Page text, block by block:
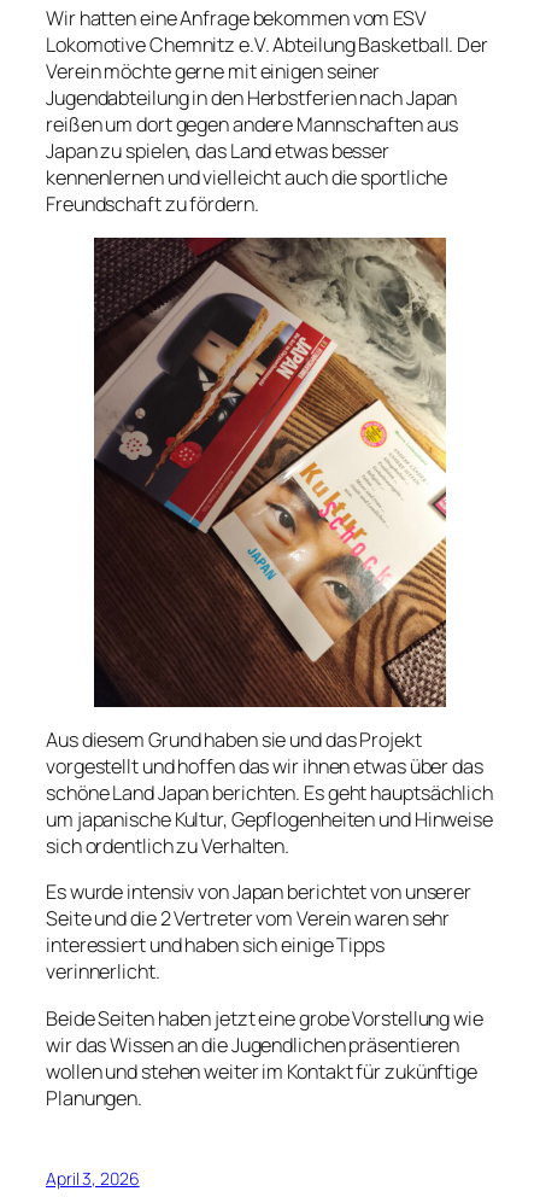
Wir hatten eine Anfrage bekommen vom ESV
Lokomotive Chemnitz e.V. Abteilung Basketball. Der
Verein möchte gerne mit einigen seiner
Jugendabteilung in den Herbstferien nach Japan
reißen um dort gegen andere Mannschaften aus
Japan zu spielen, das Land etwas besser
kennenlernen und vielleicht auch die sportliche
Freundschaft zu fördern.
Aus diesem Grund haben sie und das Projekt
vorgestellt und hoffen das wir ihnen etwas über das
schöne Land Japan berichten. Es geht hauptsächlich
um japanische Kultur, Gepflogenheiten und Hinweise
sich ordentlich zu Verhalten.
Es wurde intensiv von Japan berichtet von unserer
Seite und die 2 Vertreter vom Verein waren sehr
interessiert und haben sich einige Tipps
verinnerlicht.
Beide Seiten haben jetzt eine grobe Vorstellung wie
wir das Wissen an die Jugendlichen präsentieren
wollen und stehen weiter im Kontakt für zukünftige
Planungen.
April 3, 2026